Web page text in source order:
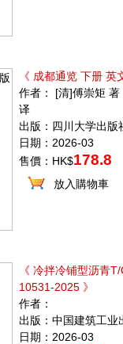
《 成都通览 下册 英
作者： [清]傅崇矩 著
译
出版：四川大学出版
日期：2026-03
售價：HK$178.8
放入購物車
《 冷拌冷铺型沥青
10531-2025 》
作者：
出版：中国建筑工业
日期：2026-03